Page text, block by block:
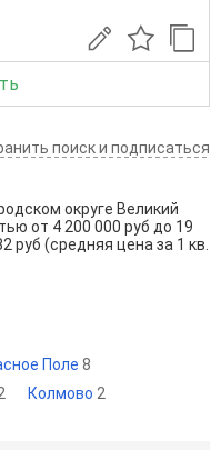
поиск и подписаться
округе Великий
от 4 200 000 руб до 19
руб (средняя цена за 1 кв.
Поле 8
Колмово 2